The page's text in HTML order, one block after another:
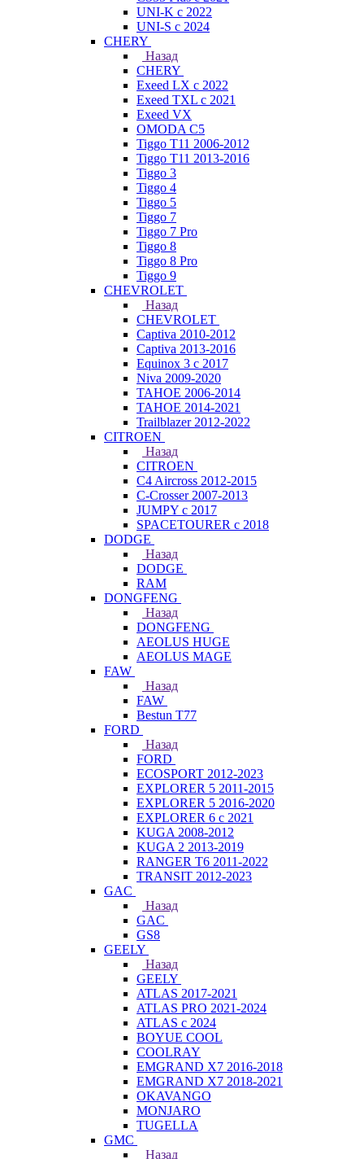
UNI-K с 2022
UNI-S с 2024
CHERY
Назад
CHERY
Exeed LX с 2022
Exeed TXL с 2021
Exeed VX
OMODA C5
Tiggo T11 2006-2012
Tiggo T11 2013-2016
Tiggo 3
Tiggo 4
Tiggo 5
Tiggo 7
Tiggo 7 Pro
Tiggo 8
Tiggo 8 Pro
Tiggo 9
CHEVROLET
Назад
CHEVROLET
Captiva 2010-2012
Captiva 2013-2016
Equinox 3 с 2017
Niva 2009-2020
TAHOE 2006-2014
TAHOE 2014-2021
Trailblazer 2012-2022
CITROEN
Назад
CITROEN
C4 Aircross 2012-2015
C-Crosser 2007-2013
JUMPY с 2017
SPACETOURER с 2018
DODGE
Назад
DODGE
RAM
DONGFENG
Назад
DONGFENG
AEOLUS HUGE
AEOLUS MAGE
FAW
Назад
FAW
Bestun T77
FORD
Назад
FORD
ECOSPORT 2012-2023
EXPLORER 5 2011-2015
EXPLORER 5 2016-2020
EXPLORER 6 с 2021
KUGA 2008-2012
KUGA 2 2013-2019
RANGER T6 2011-2022
TRANSIT 2012-2023
GAC
Назад
GAC
GS8
GEELY
Назад
GEELY
ATLAS 2017-2021
ATLAS PRO 2021-2024
ATLAS с 2024
BOYUE COOL
COOLRAY
EMGRAND X7 2016-2018
EMGRAND X7 2018-2021
OKAVANGO
MONJARO
TUGELLA
GMC
Назад